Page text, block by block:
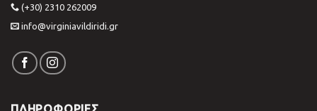
(+30) 2310 262009
info@virginiavildiridi.gr